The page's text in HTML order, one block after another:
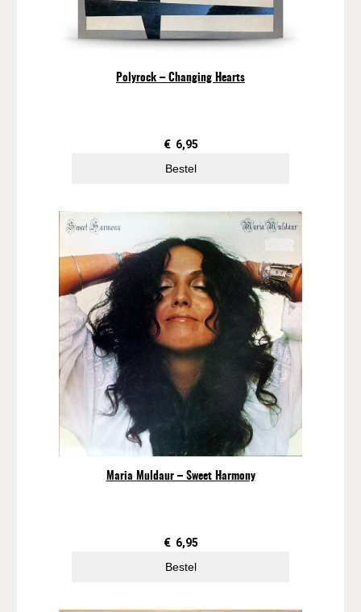
Polyrock – Changing Hearts
€ 6,95
Bestel
Maria Muldaur – Sweet Harmony
€ 6,95
Bestel